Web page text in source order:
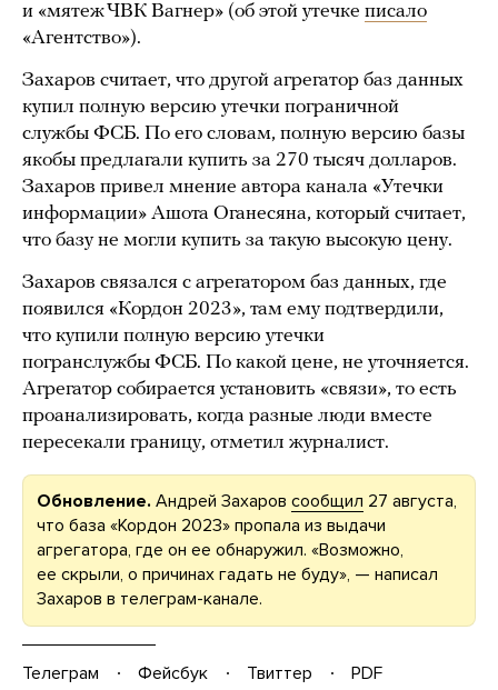
и «мятеж ЧВК Вагнер» (об этой утечке писало
«Агентство»).
Захаров считает, что другой агрегатор баз данных
купил полную версию утечки пограничной
службы ФСБ. По его словам, полную версию базы
якобы предлагали купить за 270 тысяч долларов.
Захаров привел мнение автора канала «Утечки
информации» Ашота Оганесяна, который считает,
что базу не могли купить за такую высокую цену.
Захаров связался с агрегатором баз данных, где
появился «Кордон 2023», там ему подтвердили,
что купили полную версию утечки
погранслужбы ФСБ. По какой цене, не уточняется.
Агрегатор собирается установить «связи», то есть
проанализировать, когда разные люди вместе
пересекали границу, отметил журналист.
Обновление. Андрей Захаров сообщил 27 августа,
что база «Кордон 2023» пропала из выдачи
агрегатора, где он ее обнаружил. «Возможно,
ее скрыли, о причинах гадать не буду», — написал
Захаров в телеграм-канале.
Телеграм Фейсбук Твиттер
PDF